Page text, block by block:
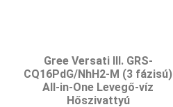
Gree Versati III. GRS-
CQ16PdG/NhH2-M (3 fázisú)
All-in-One Levegő-víz
Hőszivattyú